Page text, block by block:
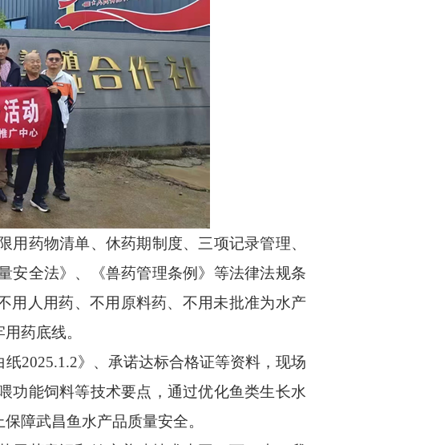
药物清单、休药期制度、三项记录管理、
安全法》、《兽药管理条例》等法律法规条
用人用药、不用原料药、不用未批准为水产
药底线。
2025.1.2》、承诺达标合格证等资料，现场
功能饲料等技术要点，通过优化鱼类生长水
障武昌鱼水产品质量安全。